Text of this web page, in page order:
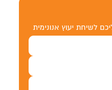
לשיחת יעוץ אנונימית